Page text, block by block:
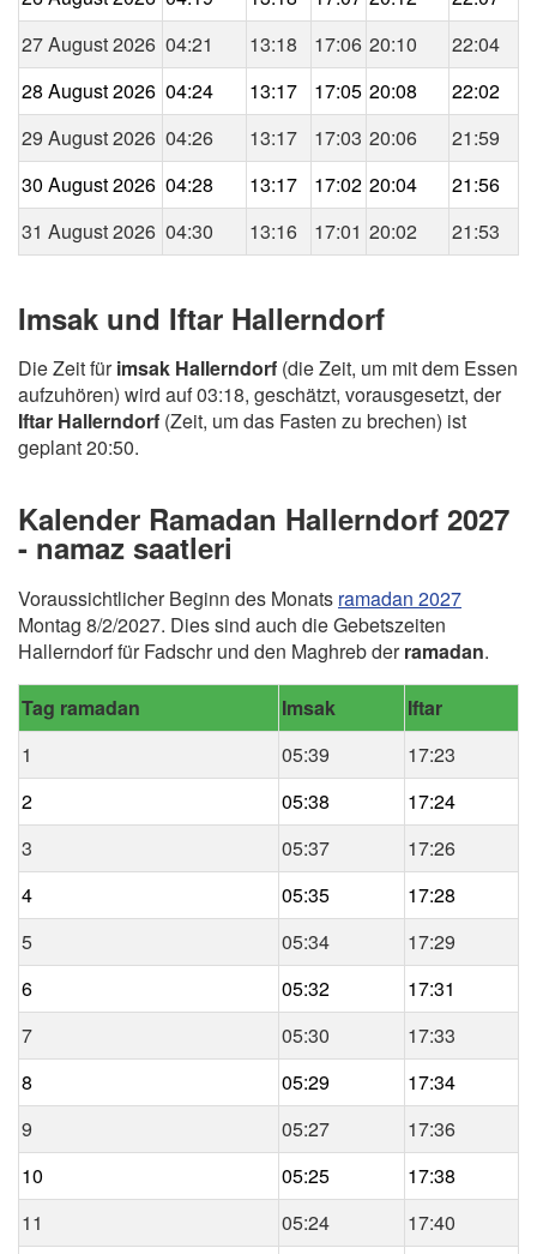
27 August 2026 04:21 13:18 17:06 20:10
22:04
28 August 2026 04:24 13:17 17:05 20:08
22:02
29 August 2026 04:26 13:17 17:03 20:06
21:59
30 August 2026 04:28 13:17 17:02 20:04
21:56
31 August 2026 04:30 13:16 17:01 20:02 21:53
Imsak und Iftar Hallerndorf
Die Zeit fürimsak Hallerndorf (die Zeit, um mit dem Essen
aufzuhören) wird auf 03:18, geschätzt, vorausgesetzt, der
Iftar Hallerndorf (Zeit, um das Fasten zu brechen) ist
geplant 20:50.
Kalender Ramadan Hallerndorf 2027
- namaz saatleri
Voraussichtlicher Beginn des Monats ramadan 2027
Montag 8/2/2027. Dies sind auch die Gebetszeiten
Hallerndorf für Fadschr und den Maghreb derramadan.
Tag ramadan Imsak
Iftar
1
05:39
17:23
2
05:38
17:24
3
05:37
17:26
4
05:35
17:28
5
05:34
17:29
6
05:32
17:31
7
05:30
17:33
8
05:29
17:34
9
05:27
17:36
10
05:25
17:38
11
05:24
17:40